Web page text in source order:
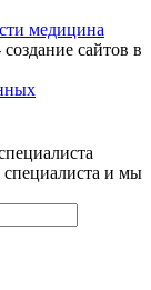
медицина
создание сайтов в
специалиста и мы